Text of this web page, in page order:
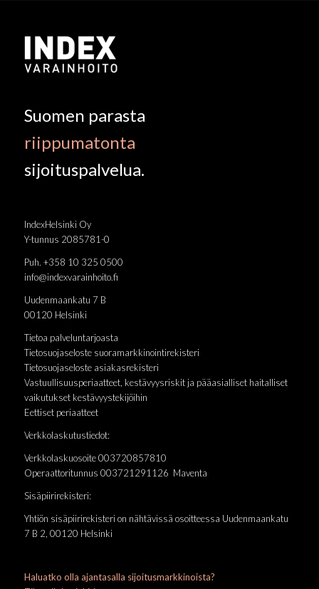
Suomen parasta
riippumatonta
sijoituspalvelua.
IndexHelsinki Oy
Y-tunnus 2085781-0
Puh. +358 10 325 0500
info@indexvarainhoito.fi
Uudenmaankatu 7 B
00120 Helsinki
Tietoa palveluntarjoasta
Tietosuojaseloste suoramarkkinointirekisteri
Tietosuojaseloste asiakasrekisteri
Vastuullisuusperiaatteet, kestävyysriskit ja pääasialliset haitalliset
vaikutukset kestävyystekijöihin
Eettiset periaatteet
Verkkolaskutustiedot:
Verkkolaskuosoite 003720857810
Operaattoritunnus 003721291126 Maventa
Sisäpiirirekisteri:
Yhtiön sisäpiirirekisteri on nähtävissä osoitteessa Uudenmaankatu
7 B 2, 00120 Helsinki
Haluatko olla ajantasalla sijoitusmarkkinoista?